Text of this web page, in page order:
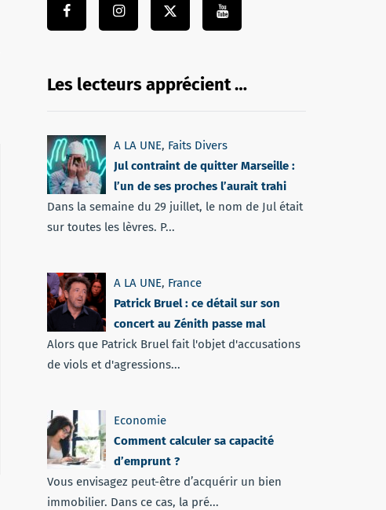
Les lecteurs apprécient …
A LA UNE, Faits Divers
Jul contraint de quitter Marseille :
l’un de ses proches l’aurait trahi
Dans la semaine du 29 juillet, le nom de Jul était
sur toutes les lèvres. P...
A LA UNE, France
Patrick Bruel : ce détail sur son
concert au Zénith passe mal
Alors que Patrick Bruel fait l'objet d'accusations
de viols et d'agressions...
Economie
Comment calculer sa capacité
d’emprunt ?
Vous envisagez peut-être d’acquérir un bien
immobilier. Dans ce cas, la pré...